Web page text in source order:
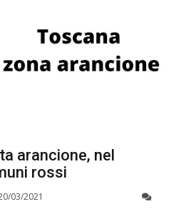
arancione, nel
rossi
03/2021